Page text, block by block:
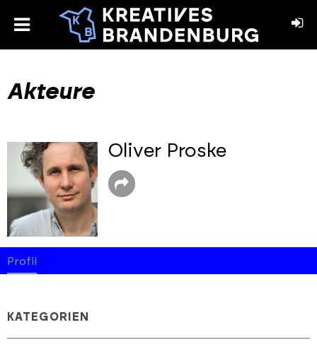
toggle
Akteure
Oliver Proske
Profil
KATEGORIEN